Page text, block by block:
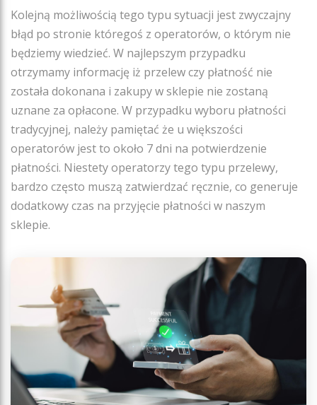
Kolejną możliwością tego typu sytuacji jest zwyczajny
błąd po stronie któregoś z operatorów, o którym nie
będziemy wiedzieć. W najlepszym przypadku
otrzymamy informację iż przelew czy płatność nie
została dokonana i zakupy w sklepie nie zostaną
uznane za opłacone. W przypadku wyboru płatności
tradycyjnej, należy pamiętać że u większości
operatorów jest to około 7 dni na potwierdzenie
płatności. Niestety operatorzy tego typu przelewy,
bardzo często muszą zatwierdzać ręcznie, co generuje
dodatkowy czas na przyjęcie płatności w naszym
sklepie.